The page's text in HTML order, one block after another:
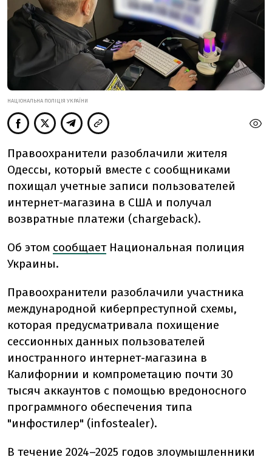
НАЦІОНАЛЬНА ПОЛІЦІЯ УКРАЇНИ
Правоохранители разоблачили жителя
Одессы, который вместе с сообщниками
похищал учетные записи пользователей
интернет-магазина в США и получал
возвратные платежи (chargeback).
Об этом сообщает Национальная полиция
Украины.
Правоохранители разоблачили участника
международной киберпреступной схемы,
которая предусматривала похищение
сессионных данных пользователей
иностранного интернет-магазина в
Калифорнии и компрометацию почти 30
тысяч аккаунтов с помощью вредоносного
программного обеспечения типа
"инфостилер" (infostealer).
В течение 2024–2025 годов злоумышленники